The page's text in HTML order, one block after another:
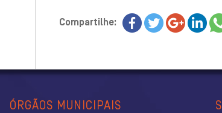
Compartilhe:
ÓRGÃOS MUNICIPAIS